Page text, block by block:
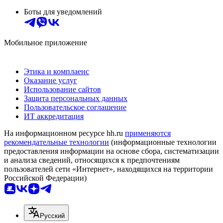
Боты для уведомлений
Мобильное приложение
Этика и комплаенс
Оказание услуг
Использование сайтов
Защита персональных данных
Пользовательское соглашение
ИТ аккредитация
На информационном ресурсе hh.ru применяются
рекомендательные технологии (информационные технологии
предоставления информации на основе сбора, систематизации
и анализа сведений, относящихся к предпочтениям
пользователей сети «Интернет», находящихся на территории
Российской Федерации)
Русский